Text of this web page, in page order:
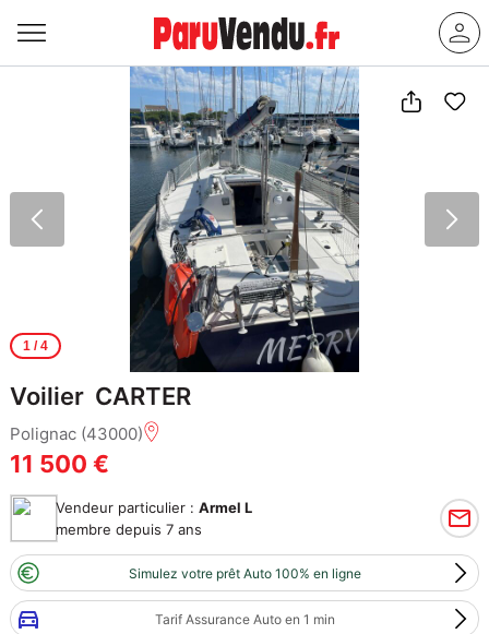
1/ 4
Voilier CARTER
Polignac (43000)
11 500 €
Vendeur particulier : Armel L
membre depuis 7 ans
Simulez votre prêt Auto 100% en ligne
Tarif Assurance Auto en 1 min